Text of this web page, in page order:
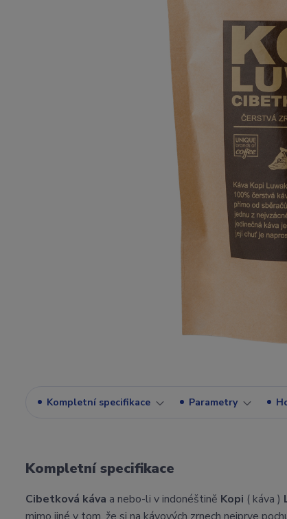
Kompletní specifikace Parametry
Kompletní specifikace
Cibetková káva a nebo-li v indonéštině Kopi ( káva )
mimo jiné v tom, že si na kávových zrnech nejprve